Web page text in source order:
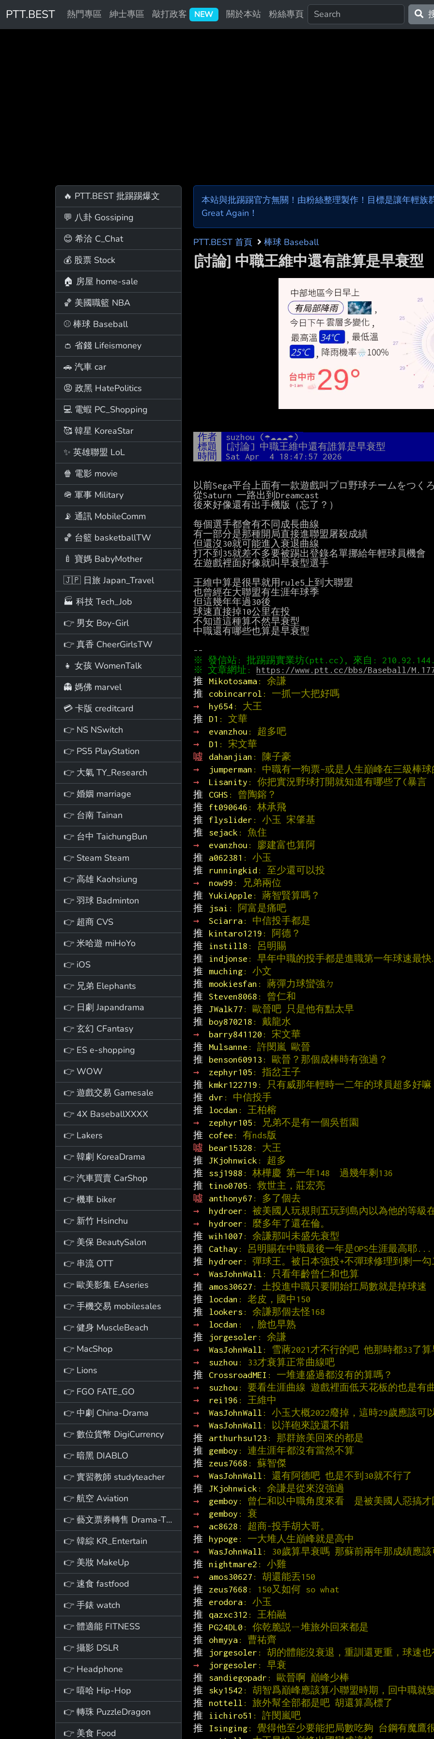
PTT.BEST 熱門專區 紳士專區 敲打政客 NEW 關於本站 粉絲專頁
🔥 PTT.BEST 批踢踢爆文
💬 八卦 Gossiping
😊 希洽 C_Chat
💰 股票 Stock
🏠 房屋 home-sale
🏀 美國職籃 NBA
⚾ 棒球 Baseball
👛 省錢 Lifeismoney
🚗 汽車 car
😡 政黑 HatePolitics
💻 電蝦 PC_Shopping
🥰 韓星 KoreaStar
✨ 英雄聯盟 LoL
🍿 電影 movie
🪖 軍事 Military
📡 通訊 MobileComm
🏀 台籃 basketballTW
🍼 寶媽 BabyMother
🇯🇵 日旅 Japan_Travel
🏭 科技 Tech_Job
👉 男女 Boy-Girl
👉 真香 CheerGirlsTW
👧 女孩 WomenTalk
👻 媽佛 marvel
💳 卡版 creditcard
👉 NS NSwitch
👉 PS5 PlayStation
👉 大氣 TY_Research
👉 婚姻 marriage
👉 台南 Tainan
👉 台中 TaichungBun
👉 Steam Steam
👉 高雄 Kaohsiung
👉 羽球 Badminton
👉 超商 CVS
👉 米哈遊 miHoYo
👉 iOS
👉 兄弟 Elephants
👉 日劇 Japandrama
👉 玄幻 CFantasy
👉 ES e-shopping
👉 WOW
👉 遊戲交易 Gamesale
👉 4X BaseballXXXX
👉 Lakers
👉 韓劇 KoreaDrama
👉 汽車買賣 CarShop
👉 機車 biker
👉 新竹 Hsinchu
👉 美保 BeautySalon
👉 串流 OTT
👉 歐美影集 EAseries
👉 手機交易 mobilesales
👉 健身 MuscleBeach
👉 MacShop
👉 Lions
👉 FGO FATE_GO
👉 中劇 China-Drama
👉 數位貨幣 DigiCurrency
👉 暗黑 DIABLO
👉 實習教師 studyteacher
👉 航空 Aviation
👉 藝文票券轉售 Drama-Ticket
👉 韓綜 KR_Entertain
👉 美妝 MakeUp
👉 速食 fastfood
👉 手錶 watch
👉 體適能 FITNESS
👉 攝影 DSLR
👉 Headphone
👉 嘻哈 Hip-Hop
👉 轉珠 PuzzleDragon
👉 美食 Food
本站與批踢踢官方無關！由粉絲整理製作！目標是讓年輕族
Great Again！
PTT.BEST 首頁 棒球 Baseball
[討論] 中職王維中還有誰算是早衰型
作者
suzhou (☂☁☁☁☂)
標題
[討論] 中職王維中還有誰算是早衰型
時間
Sat Apr  4 18:47:57 2026
以前Sega平台上面有一款遊戲叫プロ野球チームをつく
從Saturn 一路出到Dreamcast
後來好像還有出手機版（忘了？）
每個選手都會有不同成長曲線
有一部分是那種開局直接進聯盟屠殺成績
但還沒30就可能進入衰退曲線
打不到35就差不多要被踢出登錄名單挪給年輕球員機會
在遊戲裡面好像就叫早衰型選手
王維中算是很早就用rule5上到大聯盟
也曾經在大聯盟有生涯年球季
但這幾年年過30後
球速直接掉10公里在投
不知道這種算不然早衰型
中職還有哪些也算是早衰型
※ 文章網址: https://www.ptt.cc/bbs/Baseball/
推
Mikotosama : 余謙
推
cobincarrol : 一抓一大把好嗎
→
hy654 : 大王
推
D1 : 文華
→
evanzhou : 超多吧
→
D1 : 宋文華
噓
dahanjian : 陳子豪
→
jumperman : 中職有一狗票~或是人生巔峰在三級棒
→
Lisanity : 你把實況野球打開就知道有哪些了(暴言
推
CGHS : 曾陶鎔？
推
ft090646 : 林承飛
推
flyslider : 小玉 宋肇基
推
sejack : 魚住
→
evanzhou : 廖建富也算阿
推
a062381 : 小玉
推
runningkid : 至少還可以投
→
now99 : 兄弟兩位
推 YukiApple : 蔣智賢算嗎？
推
jsai : 阿富是痛吧
→
Sciarra : 中信投手都是
推
kintaro1219 : 阿德？
推
instill8 : 呂明賜
推
indjonse : 早年中職的投手都是進職第一年球速最快
推
muching: 小文
推
mookiesfan : 蔣彈力球蠻強ㄉ
推 Steven8068 : 曾仁和
推 JWalk77 : 歐晉吧 只是他有點太早
推
boy870218 : 戴龍水
→
barry841120 : 宋文華
推
Mulsanne : 許閔嵐 歐晉
推
benson60913 : 歐晉？那個成棒時有強過？
→
zephyr105 : 指岔王子
推
kmkr122719 : 只有威那年輕時一二年的球員超多好嘛
推
dvr : 中信投手
推
locdan : 王柏榕
→
zephyr105 : 兄弟不是有一個吳哲園
推
cofee : 有nds版
噓
bear15328 : 大王
推 JKjohnwick : 超多
推
ssj1988 : 林樺慶 第一年148  過幾年剩136
推
tino0705 : 救世主，莊宏亮
噓
anthony67 : 多了個去
→
hydroer : 被美國人玩規則五玩到島內以為他的等級
→
hydroer : 麼多年了還在倫。
推 wih1007 : 余謙那叫未盛先衰型
推
Cathay : 呂明賜在中職最後一年是OPS生涯最高耶...
推
hydroer : 彈球王。被日本強投+不彈球修理到剩一
→
WasJohnWall : 只看年齡曾仁和也算
推
amos30627 : 土投進中職只要開始扛局數就是掉球速
推
locdan : 老皮，國中150
推
lookers : 余謙那個去怪168
→
locdan : ，臉也早熟
推
jorgesoler : 余謙
→
WasJohnWall : 雪蔣2021才不行的吧 他那時都33了算
→
suzhou : 33才衰算正常曲線吧
推
CrossroadMEI : 一堆連盛過都沒有的算嗎？
→
suzhou : 要看生涯曲線 遊戲裡面低天花板的也是有
→
rei196 : 王維中
→
WasJohnWall : 小玉大概2022廢掉，這時29歲應該可
→
WasJohnWall : 以洋砲來說還不錯
推
arthurhsu123 : 那群旅美回來的都是
推
gemboy : 連生涯年都沒有當然不算
推
zeus7668 : 蘇智傑
→
WasJohnWall : 還有阿德吧 也是不到30就不行了
推 JKjohnwick : 余謙是從來沒強過
→
gemboy : 曾仁和以中職角度來看  是被美國人惡搞
→
gemboy : 衰
→
ac8628 : 超商-投手胡大哥。
推
hypoge : 一大堆人生巔峰就是高中
→
WasJohnWall : 30歲算早衰嗎 那蘇前兩年那成績應該
推
nightmare2 : 小雞
→
amos30627 : 胡還能丟150
推
zeus7668 : 150又如何 so what
推
erodora : 小玉
推
qazxc312 : 王柏融
推
PG24DL0 : 你乾脆説ㄧ堆旅外回來都是
推
ohmyya : 曹祐齊
推
jorgesoler : 胡的體能沒衰退，重訓還更重，球速
→
jorgesoler : 早衰
推
sandiegopadr : 歐晉啊 巔峰少棒
推
sky1542 : 胡智爲巔峰應該算小聯盟時期，回中職就
推
nottell : 旅外幫全部都是吧 胡還算高標了
推
iichiro51 : 許閔嵐吧
推
Isinging: 覺得他至少要能把局數吃夠 台鋼有魔鷹